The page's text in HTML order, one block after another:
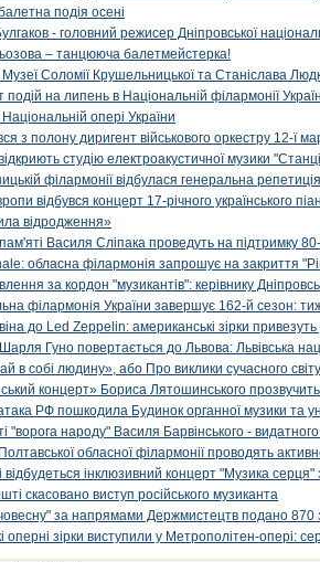
подія осені
- головний режисер Дніпровської
– танцююча балетмейстерка!
Соломії Крушельницької та Станіслава
на липень в Національній філармонії
опері України
з полону диригент військового оркестру 12-ї
студію електроакустичної музики
філармонії відбулася генеральна
відбувся концерт 17-річного українського
відродження»
Василя Сліпака проведуть на підтримку
обласна філармонія запрошує на закриття
за кордон "музикантів": керівнику
філармонія України завершує 162-й сезон:
до Led Zeppelin: американські зірки
Гуно повертається до Львова: Львівська
в собі людину», або Про виклики сучасного світу
концерт» Бориса Лятошинського
РФ пошкодила Будинок органної музики та
"ворога народу" Василя Барвінського -
обласної філармонії проводять
відбудеться інклюзивний концерт "Музика
скасовано виступ російського музиканта
за напрямами Держмистецтв подано 870
оперні зірки виступили у Метрополітен-опері: